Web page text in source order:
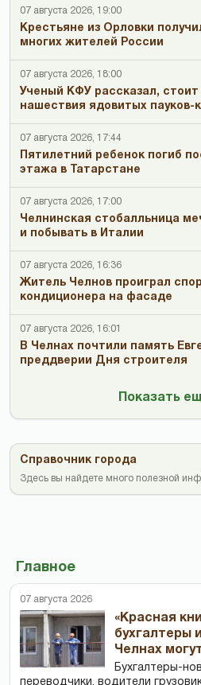
07 августа 2026, 19:00
Крестьяне из Орловки
многих жителей России
07 августа 2026, 18:00
Ученый КФУ рассказал, стоит
нашествия ядовитых пауков-
07 августа 2026, 17:44
Пятилетний ребенок погиб
этажа в Татарстане
07 августа 2026, 17:00
Челнинская стобалльница
и побывать в Италии
07 августа 2026, 16:36
Житель Челнов проиграл
кондиционера на фасаде
07 августа 2026, 16:01
В Челнах почтили память
преддверии Дня строителя
Показать
Справочник города
Здесь вы найдете много полезной
Главное
07 августа 2026
«Красная
бухгалтеры
Челнах
Бухгалтеры-
переводчики, водители